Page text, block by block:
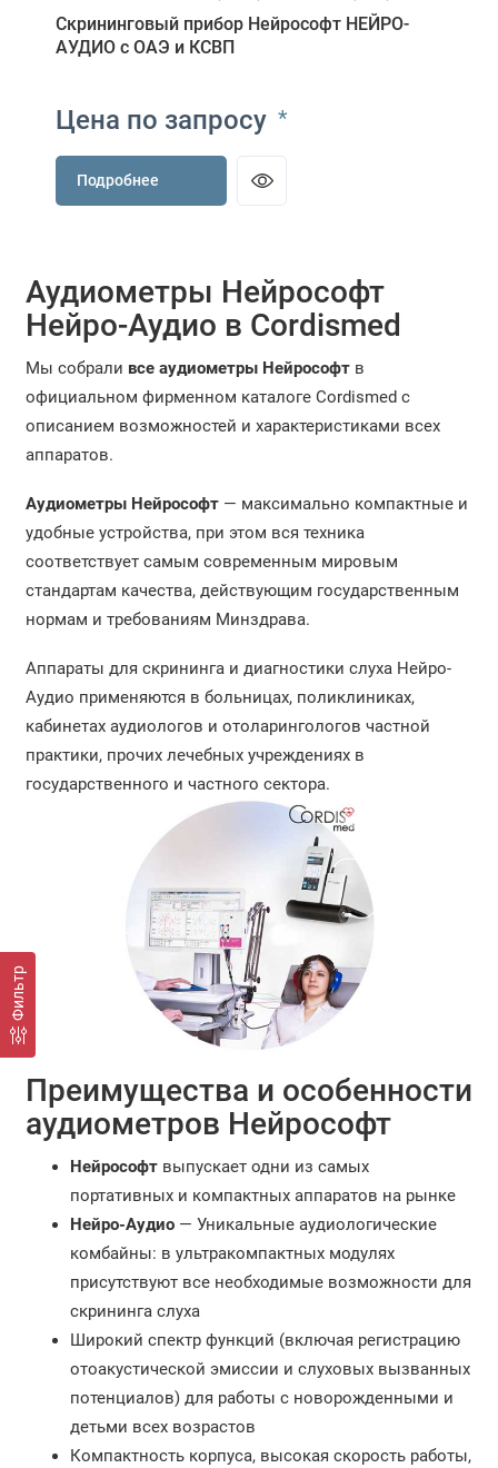
Фильтр
Скрининговый прибор Нейрософт НЕЙРО-
АУДИО с ОАЭ и КСВП
Цена по запросу *
Подробнее
Аудиометры Нейрософт
Нейро-Аудио в Cordismed
Мы собрали все аудиометры Нейрософтв
официальном фирменном каталоге Cordismed с
описанием возможностей и характеристиками всех
аппаратов.
Аудиометры Нейрософт— максимально компактные и
удобные устройства, при этом вся техника
соответствует самым современным мировым
стандартам качества, действующим государственным
нормам и требованиям Минздрава.
Аппараты для скрининга и диагностики слуха Нейро-
Аудио применяются в больницах, поликлиниках,
кабинетах аудиологов и отоларингологов частной
практики, прочих лечебных учреждениях в
государственного и частного сектора.
Преимущества и особенности
аудиометров Нейрософт
Нейрософтвыпускает одни из самых
портативных и компактных аппаратов на рынке
Нейро-Аудио — Уникальные аудиологические
комбайны: в ультракомпактных модулях
присутствуют все необходимые возможности для
скрининга слуха
Широкий спектр функций (включая регистрацию
отоакустической эмиссии и слуховых вызванных
потенциалов) для работы с новорожденными и
детьми всех возрастов
Компактность корпуса, высокая скорость работы,